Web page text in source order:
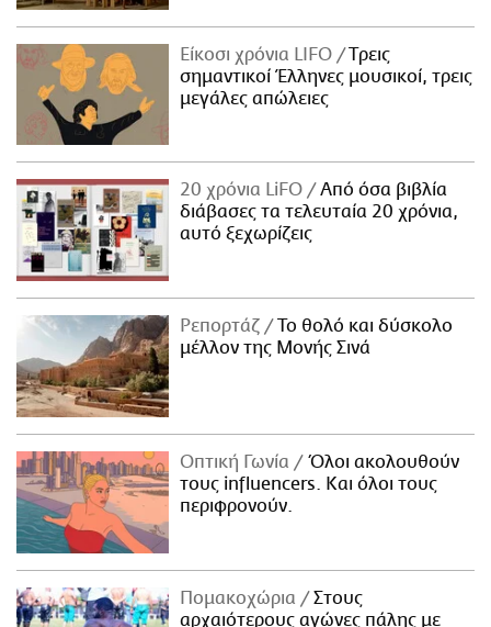
Είκοσι χρόνια LIFO
Tρεις
σημαντικοί Έλληνες μουσικοί, τρεις
μεγάλες απώλειες
20 χρόνια LiFO
Από όσα βιβλία
διάβασες τα τελευταία 20 χρόνια,
αυτό ξεχωρίζεις
Ρεπορτάζ
Το θολό και δύσκολο
μέλλον της Μονής Σινά
Οπτική Γωνία
Όλοι ακολουθούν
τους influencers. Και όλοι τους
περιφρονούν.
Πομακοχώρια
Στους
αρχαιότερους αγώνες πάλης με